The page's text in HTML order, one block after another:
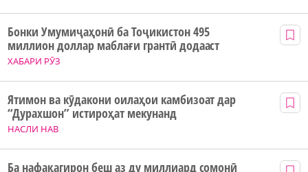
ХАБАРИ РӮЗ
Бонки Умумиҷаҳонӣ ба Тоҷикистон 495
миллион доллар маблағи грантӣ додааст
НАСЛИ НАВ
Ятимон ва кӯдакони оилаҳои камбизоат дар
“Дурахшон” истироҳат мекунанд
Ба нафақагирон беш аз ду миллиард сомонӣ